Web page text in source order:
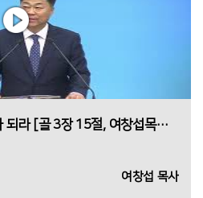
신분에 맞게 감사하는자가 되라 [골 3장 15절, 여창섭목사, 2026년 6월 28일 1부]
여창섭 목사